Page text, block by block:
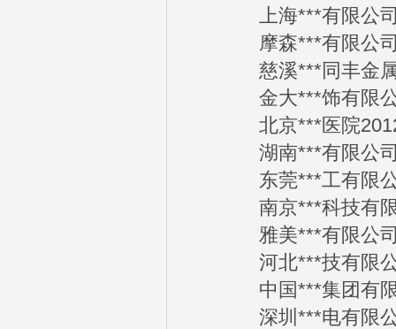
上海***有限公司
摩森***有限公司
慈溪***同丰金属
金大***饰有限公
北京***医院
湖南***有限公司
东莞***工有限公
南京***科技有限
雅美***有限公司
河北***技有限公
中国***集团有限
深圳***电有限公